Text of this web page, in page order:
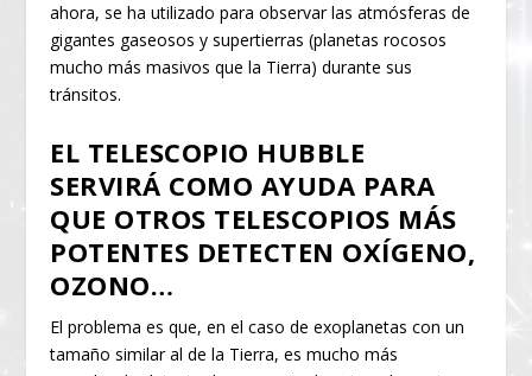
ahora, se ha utilizado para observar las atmósferas de
gigantes gaseosos y supertierras (planetas rocosos
mucho más masivos que la Tierra) durante sus
tránsitos.
EL TELESCOPIO HUBBLE
SERVIRÁ COMO AYUDA PARA
QUE OTROS TELESCOPIOS MÁS
POTENTES DETECTEN OXÍGENO,
OZONO…
El problema es que, en el caso de exoplanetas con un
tamaño similar al de la Tierra, es mucho más